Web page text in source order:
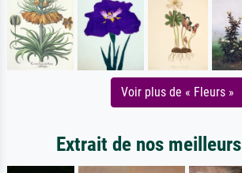
Voir plus de « Fleurs »
Extrait de nos